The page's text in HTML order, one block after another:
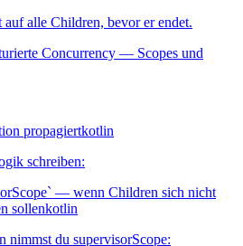
alle Children, bevor er endet.
Concurrency — Scopes und
propagiertkotlin
schreiben:
— wenn Children sich nicht
sollenkotlin
nimmst du supervisorScope: